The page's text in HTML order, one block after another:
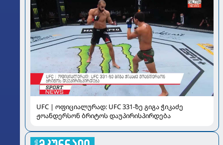
UFC | ოფიციალურად: UFC 331-ზე გიგა ჭიკაძე
ჟოანდერსონ ბრიტოს დაუპირისპირდება